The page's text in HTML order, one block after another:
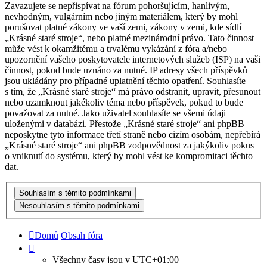
Zavazujete se nepřispívat na fórum pohoršujícím, hanlivým,
nevhodným, vulgárním nebo jiným materiálem, který by mohl
porušovat platné zákony ve vaší zemi, zákony v zemi, kde sídlí
„Krásné staré stroje“, nebo platné mezinárodní právo. Tato činnost
může vést k okamžitému a trvalému vykázání z fóra a/nebo
upozornění vašeho poskytovatele internetových služeb (ISP) na vaši
činnost, pokud bude uznáno za nutné. IP adresy všech příspěvků
jsou ukládány pro případné uplatnění těchto opatření. Souhlasíte
s tím, že „Krásné staré stroje“ má právo odstranit, upravit, přesunout
nebo uzamknout jakékoliv téma nebo příspěvek, pokud to bude
považovat za nutné. Jako uživatel souhlasíte se všemi údaji
uloženými v databázi. Přestože „Krásné staré stroje“ ani phpBB
neposkytne tyto informace třetí straně nebo cizím osobám, nepřebírá
„Krásné staré stroje“ ani phpBB zodpovědnost za jakýkoliv pokus
o vniknutí do systému, který by mohl vést ke kompromitaci těchto
dat.
Domů Obsah fóra
Všechny časy jsou v UTC+01:00